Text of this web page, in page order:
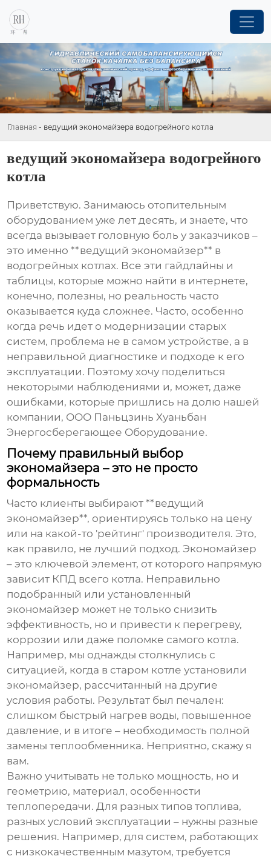
Главная - ведущий экономайзера водогрейного котла
ведущий экономайзера водогрейного
котла
Приветствую. Занимаюсь отопительным
оборудованием уже лет десять, и знаете, что
всегда вызывает головную боль у заказчиков –
это именно **ведущий экономайзер** в
водогрейных котлах. Все эти гайдлайны и
таблицы, которые можно найти в интернете,
конечно, полезны, но реальность часто
оказывается куда сложнее. Часто, особенно
когда речь идет о модернизации старых
систем, проблема не в самом устройстве, а в
неправильной диагностике и подходе к его
эксплуатации. Поэтому хочу поделиться
некоторыми наблюдениями и, может, даже
ошибками, которые пришлись на долю нашей
компании, ООО Паньцзинь Хуаньбан
Энергосберегающее Оборудование.
Почему правильный выбор
экономайзера – это не просто
формальность
Часто клиенты выбирают **ведущий
экономайзер**, ориентируясь только на цену
или на какой-то 'рейтинг' производителя. Это,
как правило, не лучший подход. Экономайзер
– это ключевой элемент, от которого напрямую
зависит КПД всего котла. Неправильно
подобранный или установленный
экономайзер может не только снизить
эффективность, но и привести к перегреву,
коррозии или даже поломке самого котла.
Например, мы однажды столкнулись с
ситуацией, когда в старом котле установили
экономайзер, рассчитанный на другие
условия работы. Результат был печален:
слишком быстрый нагрев воды, повышенное
давление, и в итоге – необходимость полной
замены теплообменника. Неприятно, скажу я
вам.
Важно учитывать не только мощность, но и
геометрию, материал, особенности
теплопередачи. Для разных типов топлива,
разных условий эксплуатации – нужны разные
решения. Например, для систем, работающих
с низкокачественным мазутом, требуется